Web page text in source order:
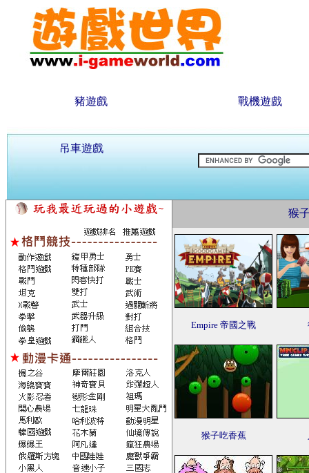
豬遊戲 戰機遊戲
吊車遊戲
猴
Empire 帝國之戰
猴子吃香蕉